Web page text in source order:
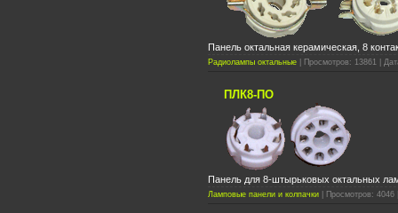
Панель октальная керамическая, 8
Радиолампы октальные | Просмотров: 13861 |
ПЛК8-ПО
Панель для 8-штырьковых октальных
Ламповые панели и колпачки | Просмотров: